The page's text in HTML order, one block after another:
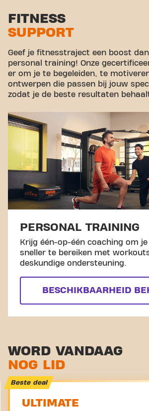
FITNESS
SUPPORT
Geef je fitnesstraject een boost
personal training! Onze
er om je te begeleiden, te
ontwerpen die passen bij jouw
zodat je de beste resultaten
PERSONAL TRAINING
Krijg één-op-één coaching om
sneller te bereiken met
deskundige ondersteuning.
BESCHIKBAARHEID
WORD VANDAAG
NOG LID
Beste deal
ULTIMATE